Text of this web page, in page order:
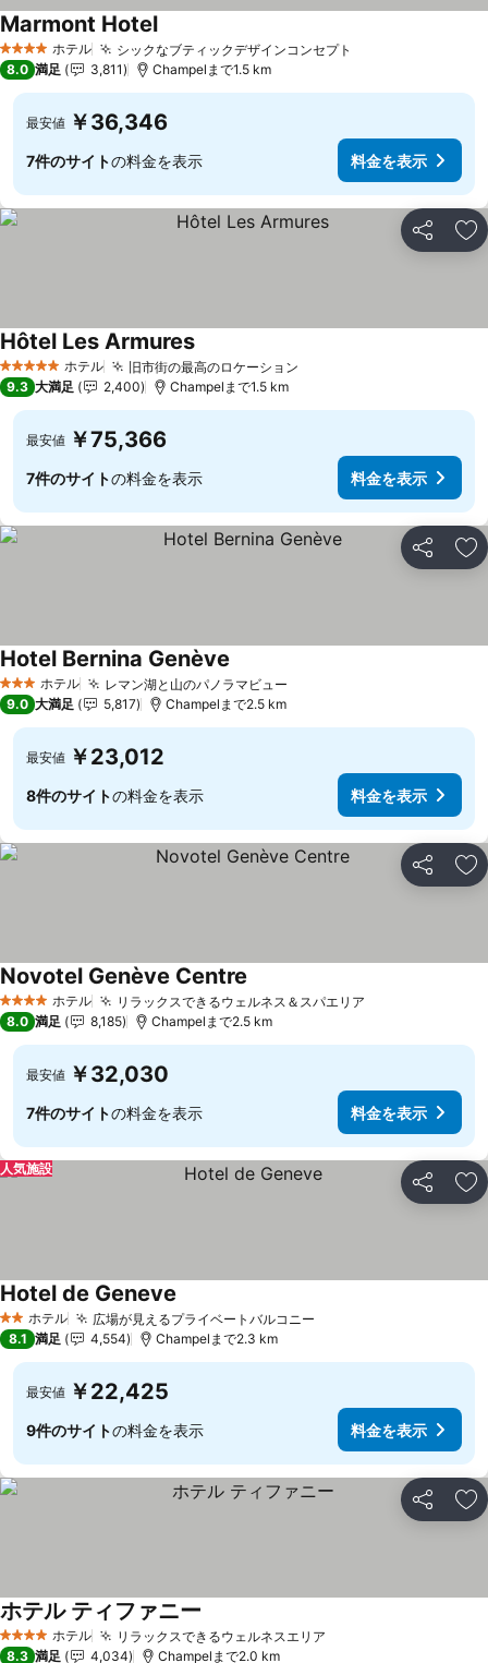
4 ホテルのランク
ホテル シックなブティックデザインコンセプト
Marmont Hotel
8.0 満足 3,811 Champelまで1.5 km
最安値 ￥36,346
7件のサイトの料金を表示 料金を表示
シェア お
5 ホテルのランク
ホテル 旧市街の最高のロケーション
Hôtel Les Armures
9.3 大満足 2,400 Champelまで1.5 km
最安値 ￥75,366
7件のサイトの料金を表示 料金を表示
シェア お
3 ホテルのランク
ホテル レマン湖と山のパノラマビュー
Hotel Bernina Genève
9.0 大満足 5,817 Champelまで2.5 km
最安値 ￥23,012
8件のサイトの料金を表示 料金を表示
シェア お
4 ホテルのランク
ホテル リラックスできるウェルネス＆スパエリア
Novotel Genève Centre
8.0 満足 8,185 Champelまで2.5 km
最安値 ￥32,030
7件のサイトの料金を表示 料金を表示
シェア お
人気施設
2 ホテルのランク
ホテル 広場が見えるプライベートバルコニー
Hotel de Geneve
8.1 満足 4,554 Champelまで2.3 km
最安値 ￥22,425
9件のサイトの料金を表示 料金を表示
シェア お
4 ホテルのランク
ホテル リラックスできるウェルネスエリア
ホテル ティファニー
8.3 満足 4,034 Champelまで2.0 km